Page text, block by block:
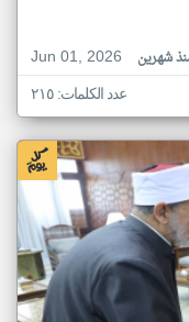
Jun 01, 2026
شهرين
عدد الكلمات: ٢١٥